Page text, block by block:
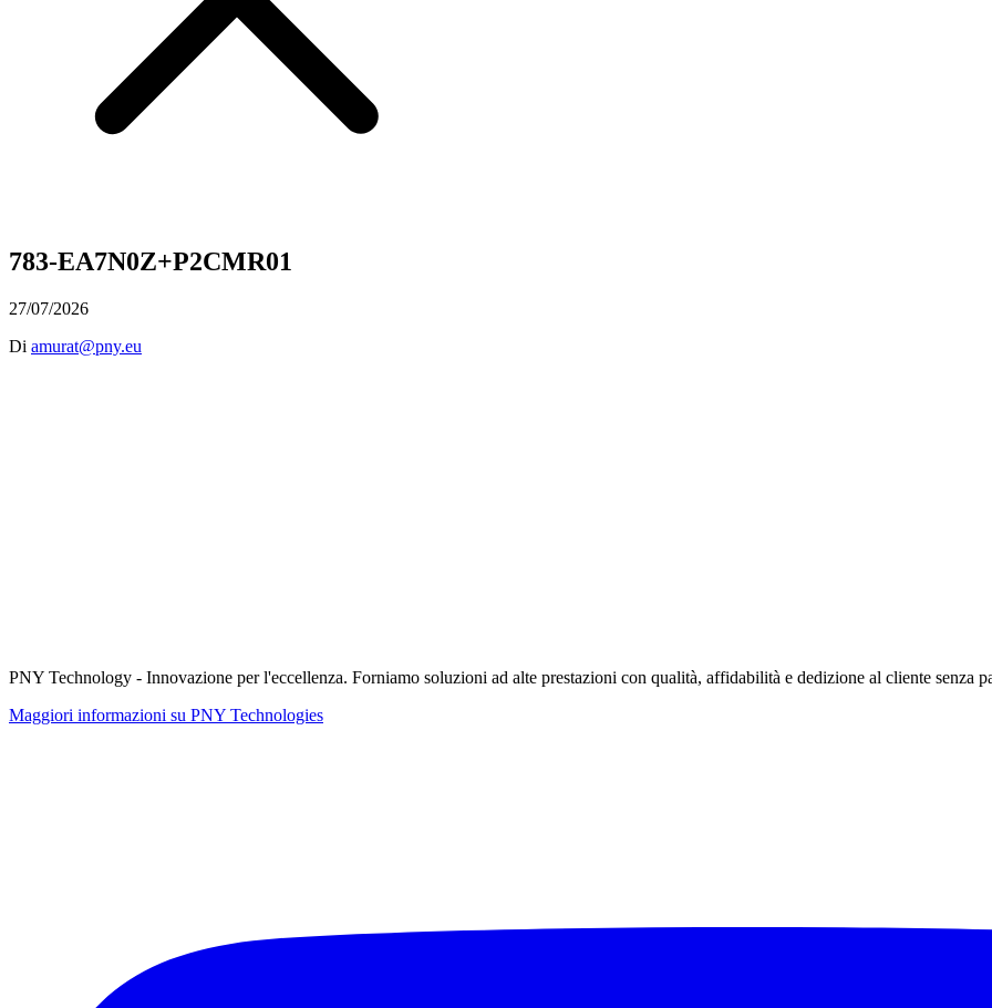
783-EA7N0Z+P2CMR01
27/07/2026
Di amurat@pny.eu
PNY Technology - Innovazione per l'eccellenza. Forniamo soluzioni ad alte prestazioni con qualità, affidabilità e dedizione al cliente senza
Maggiori informazioni su PNY Technologies